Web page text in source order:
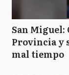
San Miguel:
Provincia y
mal tiempo